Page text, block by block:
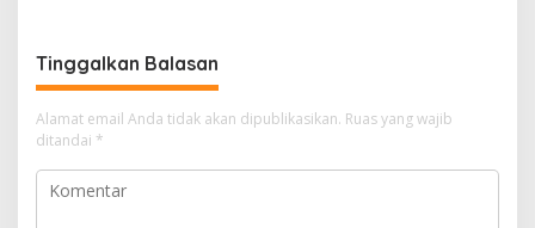
Tinggalkan Balasan
Alamat email Anda tidak akan dipublikasikan. Ruas yang wajib
ditandai *